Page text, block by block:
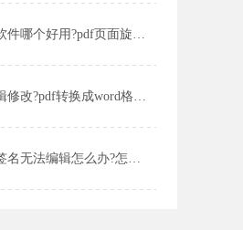
pdf可编辑软件哪个好用?pdf页面旋转的方法有哪些?
pdf如何编辑修改?pdf转换成word格式的方法是什么?
pdf文档已签名无法编辑怎么办?怎么删除pdf页面?